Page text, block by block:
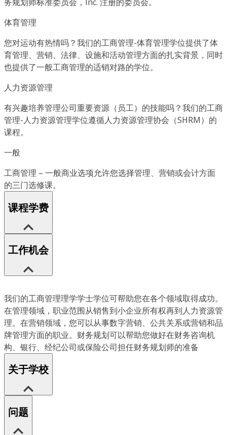
体育管理
您对运动有热情吗？我们的工商管理-体育管理学位提供了体
育管理、营销、法律、设施和活动管理方面的扎实背景，同时
也提供了一般工商管理的适销对路的学位。
人力资源管理
有兴趣培养管理公司重要资源（员工）的技能吗？我们的工商
管理-人力资源管理学位遵循人力资源管理协会（SHRM）的
课程。
一般
工商管理 – 一般商业选项允许您选择管理、营销或会计方面
的三门选修课。
课程学费
工作机会
我们的工商管理理学学士学位可帮助您在各个领域取得成功。
在管理领域，职业范围从销售到小企业所有权再到人力资源管
理。在营销领域，您可以从事数字营销、公共关系或营销和品
牌管理方面的职业。财务规划可以帮助您做好在财务咨询机
构、银行、经纪公司或保险公司担任财务规划师的准备
关于学校
问题